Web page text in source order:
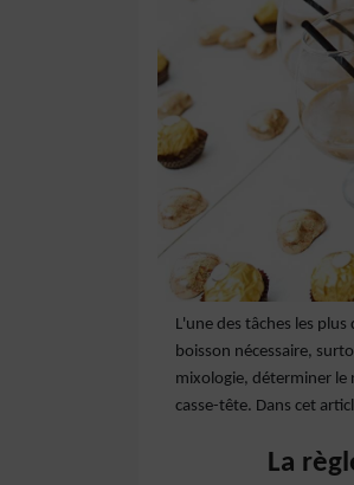
L'une des tâches les
boisson nécessaire,
mixologie, déterminer le
casse-tête. Dans cet
La